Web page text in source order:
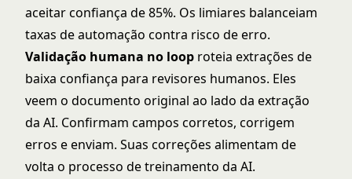
aceitar confiança de 85%. Os limiares balanceiam
taxas de automação contra risco de erro.
Validação humana no loop roteia extrações de
baixa confiança para revisores humanos. Eles
veem o documento original ao lado da extração
da AI. Confirmam campos corretos, corrigem
erros e enviam. Suas correções alimentam de
volta o processo de treinamento da AI.